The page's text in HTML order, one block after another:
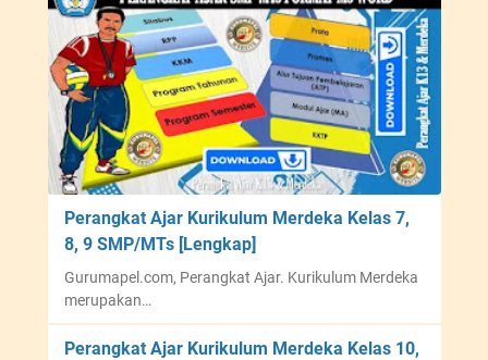
Perangkat Ajar Kurikulum Merdeka Kelas 7,
8, 9 SMP/MTs [Lengkap]
Gurumapel.com, Perangkat Ajar. Kurikulum Merdeka
merupakan…
Perangkat Ajar Kurikulum Merdeka Kelas 10,